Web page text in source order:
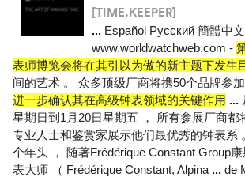
[TIME.KEEPER]
... Español Pусский 簡體中
www.worldwatchweb.com -
表师博览会将在其引以为傲的新主题下发生
间的艺术 。 众多顶级厂商将携50个品牌参加
进一步确认其在高级钟表领域的关键作用 ...
星期日到1月20日星期五 ， 所有参展厂商都
专业人士和鉴赏家展示他们最优秀的钟表系
个年头 ， 随著Frédérique Constant Group
表大师 （ Frédérique Constant, Alpina ... de